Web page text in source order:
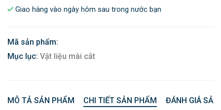
Giao hàng vào ngày hôm sau trong nước bạn
Mã sản phẩm:
Mục lục: Vật liệu mài cắt
MÔ TẢ SẢN PHẨM CHI TIẾT SẢN PHẨM ĐÁNH GIÁ